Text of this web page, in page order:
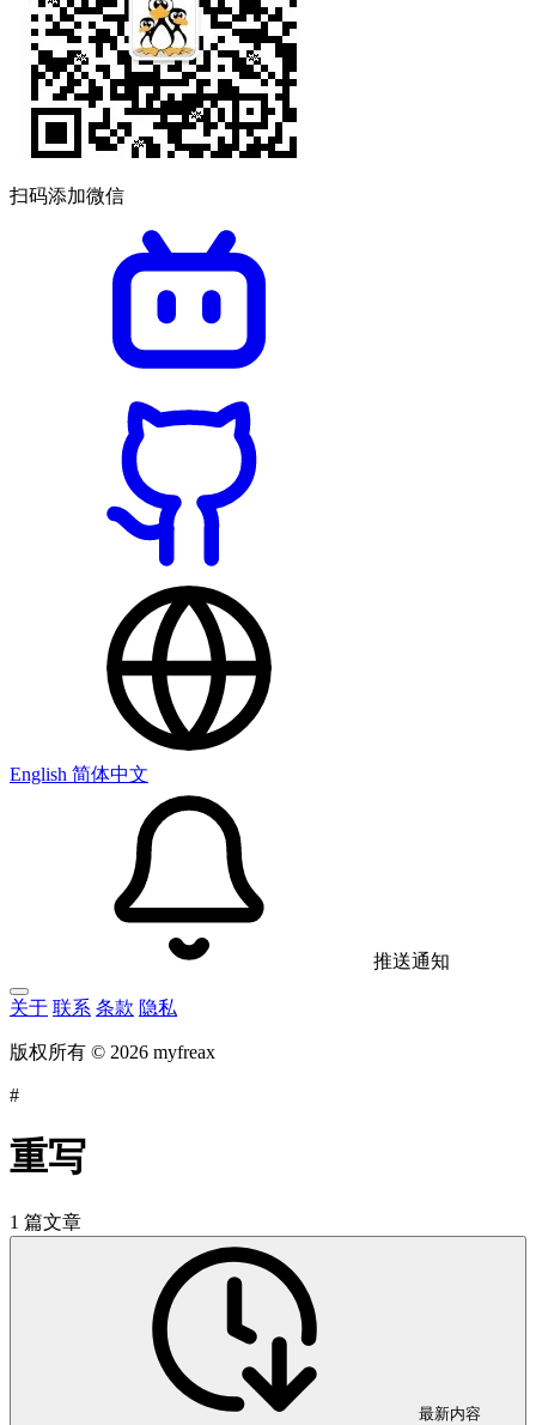
扫码添加微信
English 简体中文
推送通知
关于 联系 条款 隐私
版权所有 © 2026 myfreax
#
重写
1 篇文章
最新内容